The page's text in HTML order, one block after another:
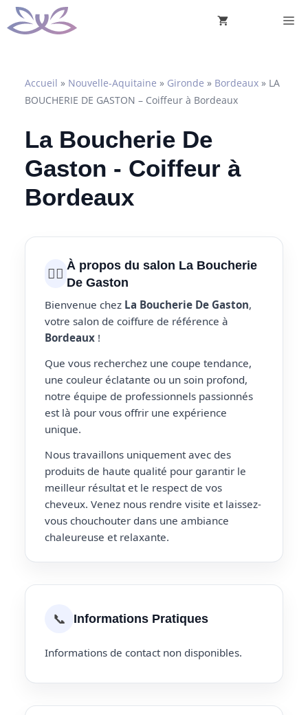
Aller
au
Accueil » Nouvelle-Aquitaine » Gironde » Bordeaux » LA
BOUCHERIE DE GASTON – Coiffeur à Bordeaux
La Boucherie De
Gaston - Coiffeur à
Bordeaux
💇‍♀️ À propos du salon La Boucherie
De Gaston
Bienvenue chez La Boucherie De Gaston,
votre salon de coiffure de référence à
Bordeaux !
Que vous recherchez une coupe tendance,
une couleur éclatante ou un soin profond,
notre équipe de professionnels passionnés
est là pour vous offrir une expérience
unique.
Nous travaillons uniquement avec des
produits de haute qualité pour garantir le
meilleur résultat et le respect de vos
cheveux. Venez nous rendre visite et laissez-
vous chouchouter dans une ambiance
chaleureuse et relaxante.
📞 Informations Pratiques
Informations de contact non disponibles.